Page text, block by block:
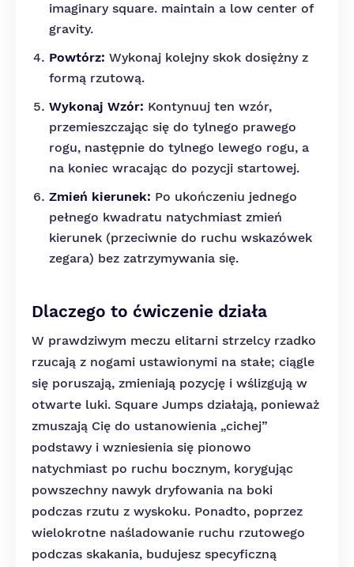
imaginary square. maintain a low center of
gravity.
Powtórz: Wykonaj kolejny skok dosiężny z
formą rzutową.
Wykonaj Wzór: Kontynuuj ten wzór,
przemieszczając się do tylnego prawego
rogu, następnie do tylnego lewego rogu, a
na koniec wracając do pozycji startowej.
Zmień kierunek: Po ukończeniu jednego
pełnego kwadratu natychmiast zmień
kierunek (przeciwnie do ruchu wskazówek
zegara) bez zatrzymywania się.
Dlaczego to ćwiczenie działa
W prawdziwym meczu elitarni strzelcy rzadko
rzucają z nogami ustawionymi na stałe; ciągle
się poruszają, zmieniają pozycję i wślizgują w
otwarte luki. Square Jumps działają, ponieważ
zmuszają Cię do ustanowienia „cichej”
podstawy i wzniesienia się pionowo
natychmiast po ruchu bocznym, korygując
powszechny nawyk dryfowania na boki
podczas rzutu z wyskoku. Ponadto, poprzez
wielokrotne naśladowanie ruchu rzutowego
podczas skakania, budujesz specyficzną